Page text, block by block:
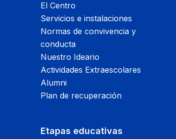
El Centro
Servicios e instalaciones
Normas de convivencia y
conducta
Nuestro Ideario
Actividades Extraescolares
Alumni
Plan de recuperación
Etapas educativas